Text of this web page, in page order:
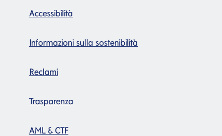
Accessibilità
Informazioni sulla sostenibilità
Reclami
Trasparenza
AML & CTF